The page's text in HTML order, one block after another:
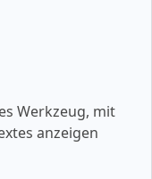
Werkzeug, mit
anzeigen